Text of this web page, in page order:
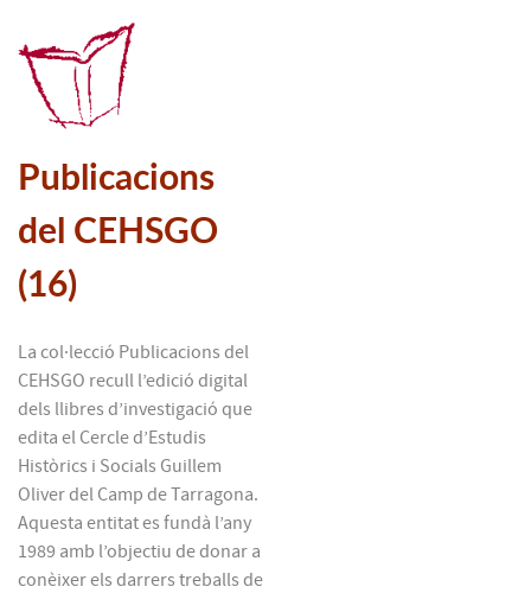
Publicacions
del CEHSGO
(16)
La col·lecció Publicacions del
CEHSGO recull l’edició digital
dels llibres d’investigació que
edita el Cercle d’Estudis
Històrics i Socials Guillem
Oliver del Camp de Tarragona.
Aquesta entitat es fundà l’any
1989 amb l’objectiu de donar a
conèixer els darrers treballs de